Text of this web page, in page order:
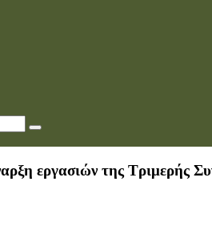
εργασιών της Τριμερής